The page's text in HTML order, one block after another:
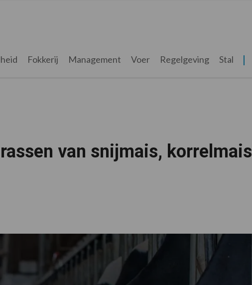
Fokkerij Management Voer Regelgeving Stal
van snijmais, korrelmais